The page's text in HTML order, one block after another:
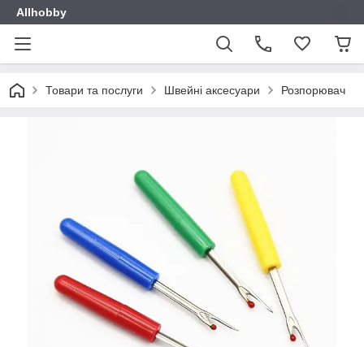
Allhobby
Товари та послуги Швейні аксесуари Розпорювач